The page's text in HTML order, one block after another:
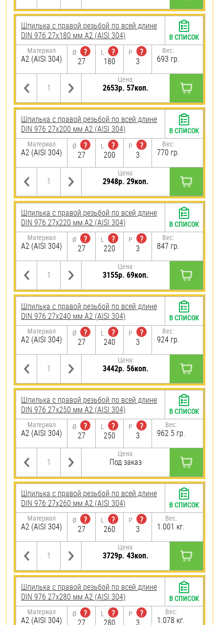
Шпилька с правой резьбой по всей длине
DIN 976 27х180 мм А2 (AISI 304)
Материал
А2 (AISI 304)
Ø
?
27
L
?
180
P
?
3
Вес:
693 гр.
Цена:
2653р. 57коп.
В СПИСОК
Шпилька с правой резьбой по всей длине
DIN 976 27х200 мм А2 (AISI 304)
Материал
А2 (AISI 304)
Ø
?
27
L
?
200
P
?
3
Вес:
770 гр.
Цена:
2948р. 29коп.
В СПИСОК
Шпилька с правой резьбой по всей длине
DIN 976 27х220 мм А2 (AISI 304)
Материал
А2 (AISI 304)
Ø
?
27
L
?
220
P
?
3
Вес:
847 гр.
Цена:
3155р. 69коп.
В СПИСОК
Шпилька с правой резьбой по всей длине
DIN 976 27х240 мм А2 (AISI 304)
Материал
А2 (AISI 304)
Ø
?
27
L
?
240
P
?
3
Вес:
924 гр.
Цена:
3442р. 56коп.
В СПИСОК
Шпилька с правой резьбой по всей длине
DIN 976 27х250 мм А2 (AISI 304)
Материал
А2 (AISI 304)
Ø
?
27
L
?
250
P
?
3
Вес:
962.5 гр.
Цена:
Под заказ
В СПИСОК
Шпилька с правой резьбой по всей длине
DIN 976 27х260 мм А2 (AISI 304)
Материал
А2 (AISI 304)
Ø
?
27
L
?
260
P
?
3
Вес:
1.001 кг.
Цена:
3729р. 43коп.
В СПИСОК
Шпилька с правой резьбой по всей длине
DIN 976 27х280 мм А2 (AISI 304)
Материал
А2 (AISI 304)
Ø
?
27
L
?
280
P
?
3
Вес:
1.078 кг.
В СПИСОК